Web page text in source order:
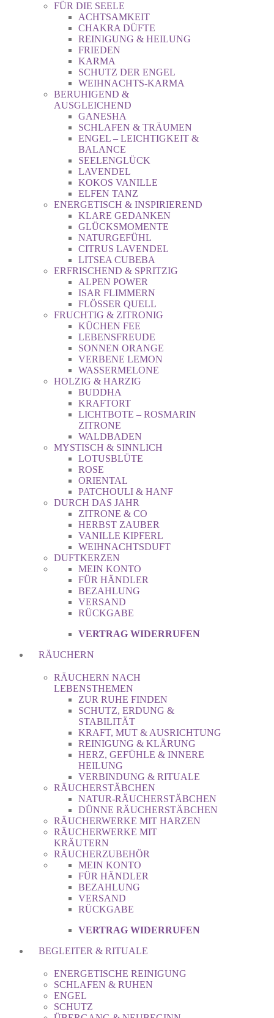
FÜR DIE SEELE
ACHTSAMKEIT
CHAKRA DÜFTE
REINIGUNG & HEILUNG
FRIEDEN
KARMA
SCHUTZ DER ENGEL
WEIHNACHTS-KARMA
BERUHIGEND &
AUSGLEICHEND
GANESHA
SCHLAFEN & TRÄUMEN
ENGEL – LEICHTIGKEIT &
BALANCE
SEELENGLÜCK
LAVENDEL
KOKOS VANILLE
ELFEN TANZ
ENERGETISCH & INSPIRIEREND
KLARE GEDANKEN
GLÜCKSMOMENTE
NATURGEFÜHL
CITRUS LAVENDEL
LITSEA CUBEBA
ERFRISCHEND & SPRITZIG
ALPEN POWER
ISAR FLIMMERN
FLÖSSER QUELL
FRUCHTIG & ZITRONIG
KÜCHEN FEE
LEBENSFREUDE
SONNEN ORANGE
VERBENE LEMON
WASSERMELONE
HOLZIG & HARZIG
BUDDHA
KRAFTORT
LICHTBOTE – ROSMARIN
ZITRONE
WALDBADEN
MYSTISCH & SINNLICH
LOTUSBLÜTE
ROSE
ORIENTAL
PATCHOULI & HANF
DURCH DAS JAHR
ZITRONE & CO
HERBST ZAUBER
VANILLE KIPFERL
WEIHNACHTSDUFT
DUFTKERZEN
MEIN KONTO
FÜR HÄNDLER
BEZAHLUNG
VERSAND
RÜCKGABE
VERTRAG WIDERRUFEN
RÄUCHERN
RÄUCHERN NACH
LEBENSTHEMEN
ZUR RUHE FINDEN
SCHUTZ, ERDUNG &
STABILITÄT
KRAFT, MUT & AUSRICHTUNG
REINIGUNG & KLÄRUNG
HERZ, GEFÜHLE & INNERE
HEILUNG
VERBINDUNG & RITUALE
RÄUCHERSTÄBCHEN
NATUR-RÄUCHERSTÄBCHEN
DÜNNE RÄUCHERSTÄBCHEN
RÄUCHERWERKE MIT HARZEN
RÄUCHERWERKE MIT
KRÄUTERN
RÄUCHERZUBEHÖR
MEIN KONTO
FÜR HÄNDLER
BEZAHLUNG
VERSAND
RÜCKGABE
VERTRAG WIDERRUFEN
BEGLEITER & RITUALE
ENERGETISCHE REINIGUNG
SCHLAFEN & RUHEN
ENGEL
SCHUTZ